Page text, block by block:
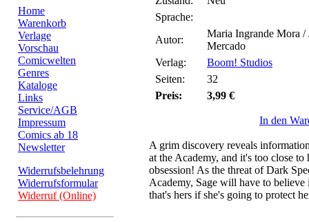
Home
Warenkorb
Verlage
Vorschau
Comicwelten
Genres
Kataloge
Links
Service/AGB
Impressum
Comics ab 18
Newsletter
Widerrufsbelehrung
Widerrufsformular
Widerruf (Online)
Sprache:
Autor:
Maria Ingrande Mora
Mercado
Verlag:
Boom! Studios
Seiten:
32
Preis:
3,99 €
In den
A grim discovery reveals
at the Academy, and it's too close
obsession! As the threat of Dark
Academy, Sage will have to
that's hers if she's going to protect